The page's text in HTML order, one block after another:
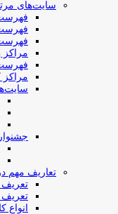
سایت‌های
مراکز
مراکز
تعاریف مهم
تعریف
انواع